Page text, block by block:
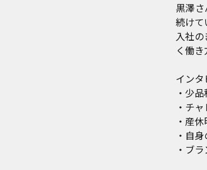
黒澤
続けて
入社
く働
インタ
・少
・チ
・産
・自
・ブ